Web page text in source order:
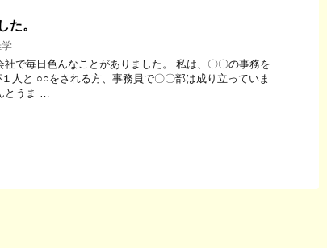
た。
で毎日色んなことがありました。 私は、〇〇の事務を
人と ○○をされる方、事務員で〇〇部は成り立っていま
とうま …